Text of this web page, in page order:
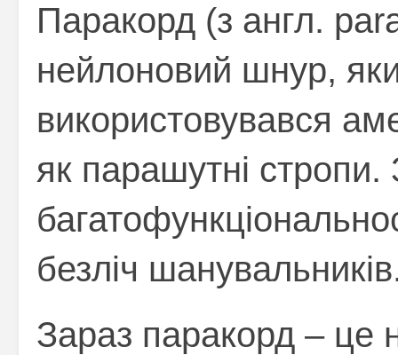
Паракорд (з англ.
нейлоновий шнур,
використовувався
як парашутні стропи.
безліч
Зараз паракорд – це